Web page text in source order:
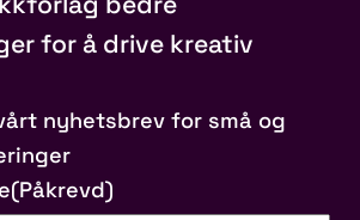
for å drive kreativ
nyhetsbrev for små og
(Påkrevd)